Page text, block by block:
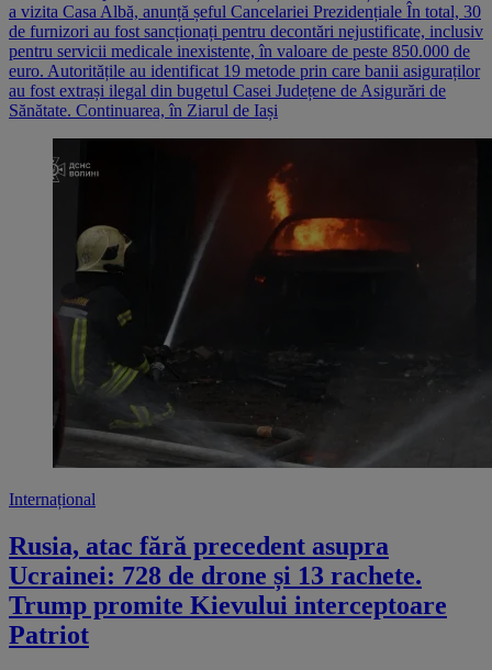
a vizita Casa Albă, anunță șeful Cancelariei Prezidențiale În total, 30
de furnizori au fost sancționați pentru decontări nejustificate, inclusiv
pentru servicii medicale inexistente, în valoare de peste 850.000 de
euro. Autoritățile au identificat 19 metode prin care banii asiguraților
au fost extrași ilegal din bugetul Casei Județene de Asigurări de
Sănătate. Continuarea, în Ziarul de Iași
Internațional
Rusia, atac fără precedent asupra
Ucrainei: 728 de drone și 13 rachete.
Trump promite Kievului interceptoare
Patriot